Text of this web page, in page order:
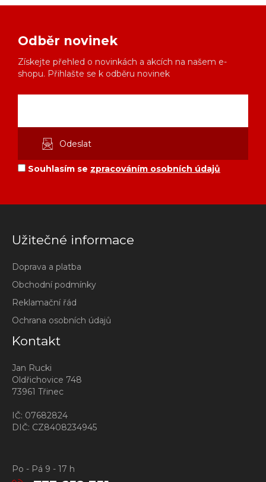
Odběr novinek
Získejte přehled o novinkách a akcích na našem e-
shopu. Přihlašte se k odběru novinek
Souhlasím se zpracováním osobních údajů
Užitečné informace
Doprava a platba
Obchodní podmínky
Reklamační řád
Ochrana osobních údajů
Kontakt
Jan Rucki
Oldřichovice 748
73961 Třinec
IČ: 07682824
DIČ: CZ8408234945
Po - Pá 9 - 17 h